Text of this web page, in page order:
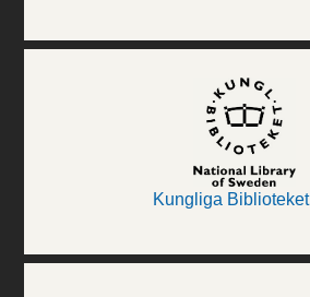
Kungliga Biblioteket